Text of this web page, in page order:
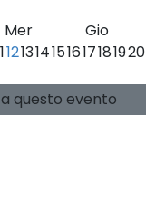
Mer Gio
121314151617181920
questo evento